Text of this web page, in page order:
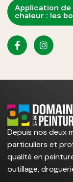
Application
chaleur : les
Depuis nos deux
particuliers et
qualité en
outillage,